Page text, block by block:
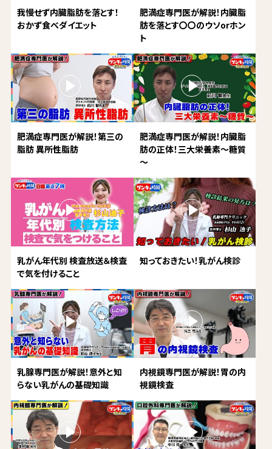
我慢せず内臓脂肪を落とす！
おかず食べダイエット
肥満症専門医が解説！内臓脂
肪を落とす〇〇のウソorホン
ト
肥満症専門医が解説！第三の
脂肪 異所性脂肪
肥満症専門医が解説！内臓脂
肪の正体！三大栄養素～糖質
～
乳がん年代別 検査放送＆検査
で気を付けること
知っておきたい！乳がん検診
乳腺専門医が解説！意外と知
らない乳がんの基礎知識
内視鏡専門医が解説！胃の内
視鏡検査